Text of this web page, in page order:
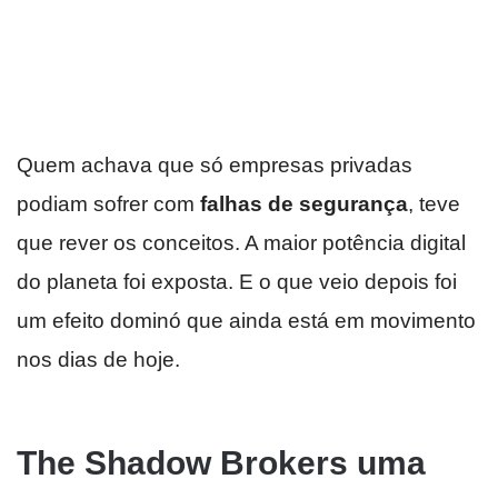
Quem achava que só empresas privadas
podiam sofrer com falhas de segurança, teve
que rever os conceitos. A maior potência digital
do planeta foi exposta. E o que veio depois foi
um efeito dominó que ainda está em movimento
nos dias de hoje.
The Shadow Brokers uma